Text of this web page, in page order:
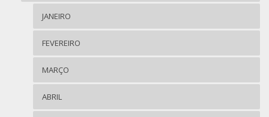
JANEIRO
FEVEREIRO
MARÇO
ABRIL